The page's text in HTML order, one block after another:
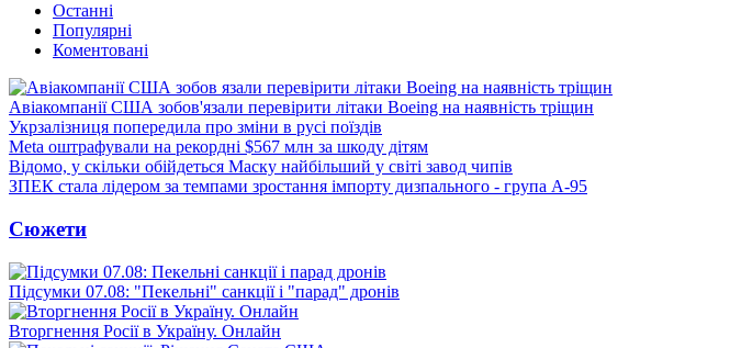
Останні
Популярні
Коментовані
Авіакомпанії США зобов'язали перевірити літаки Boeing на наявність тріщин
Укрзалізниця попередила про зміни в русі поїздів
Meta оштрафували на рекордні $567 млн за шкоду дітям
Відомо, у скільки обійдеться Маску найбільший у світі завод чипів
ЗПЕК стала лідером за темпами зростання імпорту дизпального - група А-95
Сюжети
Підсумки 07.08: "Пекельні" санкції і "парад" дронів
Вторгнення Росії в Україну. Онлайн